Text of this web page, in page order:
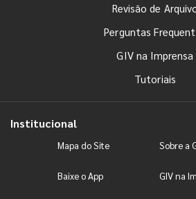
Revisão de
Perguntas
GIV na Imprensa
Tutoriais
Institucional
Mapa do Site Sobre a
Baixe o App GIV na